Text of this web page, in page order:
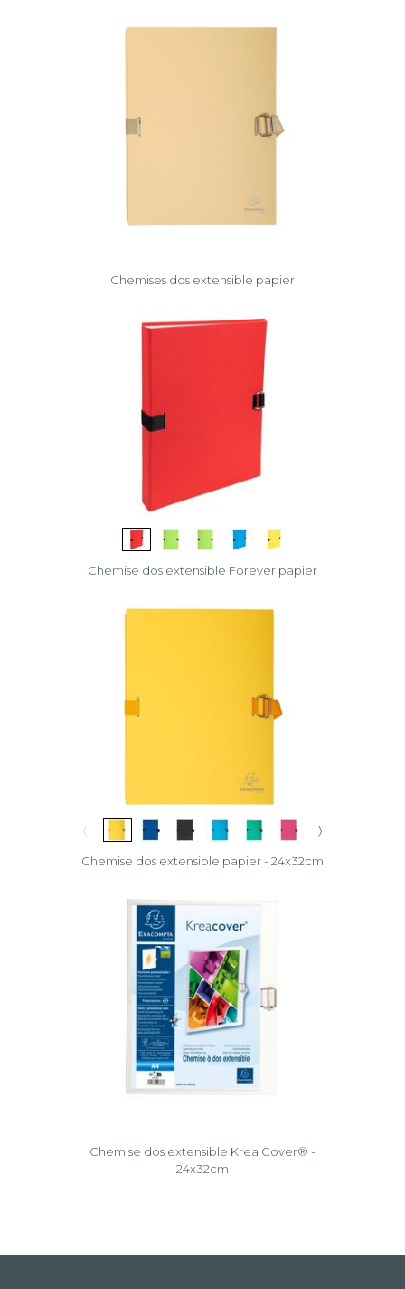
Chemises dos extensible papier
Chemise dos extensible Forever papier
〈 〉
Chemise dos extensible papier - 24x32cm
Chemise dos extensible Krea Cover® -
24x32cm